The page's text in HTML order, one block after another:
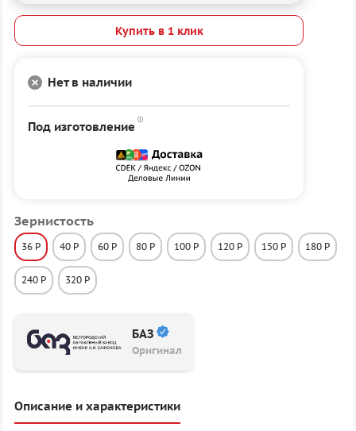
Зернистость
36 P 40 P 60 P 80 P 100 P 120 P 150 P 180 P
240 P 320 P
БАЗ
Оригинал
Купить в 1 клик
Нет в наличии
Под изготовление
Описание и характеристики